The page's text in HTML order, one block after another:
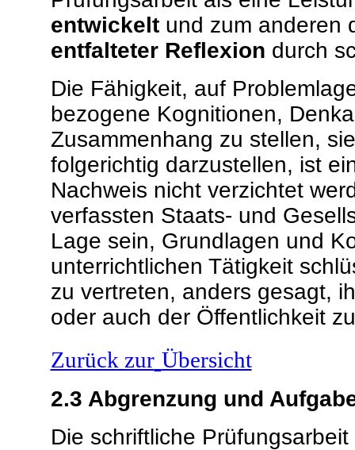
entwickeltund zum anderen
entfalteter Reflexion durch
Die Fähigkeit, auf
bezogene Kognitionen,
Zusammenhang zu stellen,
folgerichtig darzustellen, ist
Nachweis nicht verzichtet
verfassten Staats- und
Lage sein, Grundlagen und
unterrichtlichen Tätigkeit
zu vertreten, anders gesagt,
oder auch der Öffentlichkeit
Zurück zur Übersicht
2.3 Abgrenzung und
Die schriftliche